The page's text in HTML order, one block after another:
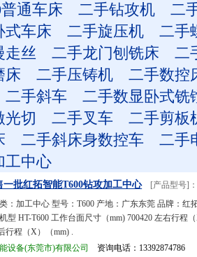
通车床
二手钻攻机
二
式车床 二手旋压机
二手
走丝 二手龙门刨铣床
二
床
二手压铸机
二手数控
二手斜车
二手数显卧式铣
光切
二手叉车
二手剪板
二手斜床身数控车
二手
工中心
一批红拓智能T600钻攻加工中心
[产品型号]
：加工中心 型号：T600 产地：广东东莞 品牌：红
型 HT-T600 工作台面尺寸（mm) 700420 左右行程
行程（X）（mm) .
设备(东莞市)有限公司
资询电话：13392874786